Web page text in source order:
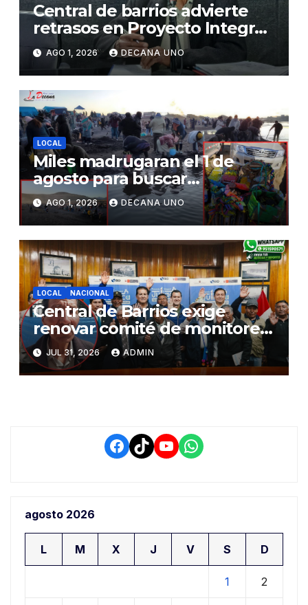
Central de barrios advierte
retrasos en Proyecto Integral
de Agua y Alcantarillado para
Juliaca
AGO 1, 2026 DECANA UNO
LOCAL
Miles madrugaran el 1 de
agosto para buscar
piedrecillas en los ríos y
realizar la challa por la
riqueza y la prosperidad
AGO 1, 2026 DECANA UNO
LOCAL NACIONAL
Central de Barrios exige
renovar comité de monitoreo
del PIAA por presuntos
conflictos de interés y
retrasos
JUL 31, 2026 ADMIN
Facebook
TikTokYouTube
WhatsApp
agosto 2026
L M X J V S D
1 2